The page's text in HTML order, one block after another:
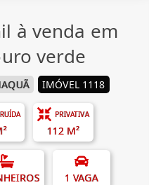
à venda em
verde
IMÓVEL 1118
PRIVATIVA
112 M²
1 VAGA